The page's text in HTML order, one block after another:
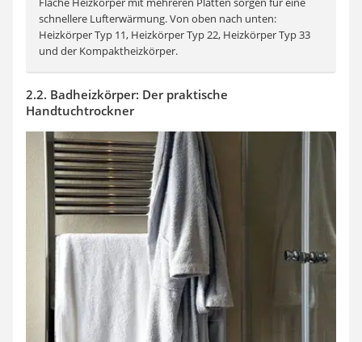
schnellere Lufterwärmung. Von oben nach unten:
Heizkörper Typ 11, Heizkörper Typ 22, Heizkörper Typ 33
und der Kompaktheizkörper.
2.2. Badheizkörper: Der praktische
Handtuchtrockner